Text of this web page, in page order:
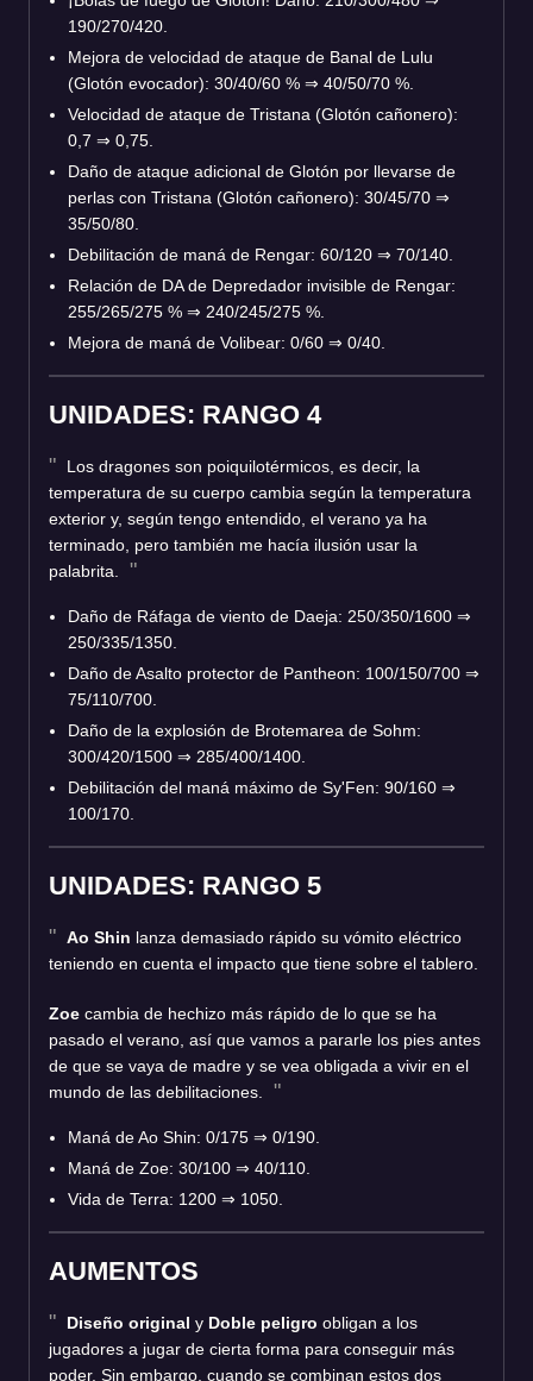
190/270/420.
Mejora de velocidad de ataque de Banal de Lulu
(Glotón evocador): 30/40/60 % ⇒ 40/50/70 %.
Velocidad de ataque de Tristana (Glotón cañonero):
0,7 ⇒ 0,75.
Daño de ataque adicional de Glotón por llevarse de
perlas con Tristana (Glotón cañonero): 30/45/70 ⇒
35/50/80.
Debilitación de maná de Rengar: 60/120 ⇒ 70/140.
Relación de DA de Depredador invisible de Rengar:
255/265/275 % ⇒ 240/245/275 %.
Mejora de maná de Volibear: 0/60 ⇒ 0/40.
UNIDADES: RANGO 4
Los dragones son poiquilotérmicos, es decir, la
temperatura de su cuerpo cambia según la temperatura
exterior y, según tengo entendido, el verano ya ha
terminado, pero también me hacía ilusión usar la
palabrita.
Daño de Ráfaga de viento de Daeja: 250/350/1600 ⇒
250/335/1350.
Daño de Asalto protector de Pantheon: 100/150/700 ⇒
75/110/700.
Daño de la explosión de Brotemarea de Sohm:
300/420/1500 ⇒ 285/400/1400.
Debilitación del maná máximo de Sy'Fen: 90/160 ⇒
100/170.
UNIDADES: RANGO 5
Ao Shin lanza demasiado rápido su vómito eléctrico
teniendo en cuenta el impacto que tiene sobre el tablero.
Zoe cambia de hechizo más rápido de lo que se ha
pasado el verano, así que vamos a pararle los pies antes
de que se vaya de madre y se vea obligada a vivir en el
mundo de las debilitaciones.
Maná de Ao Shin: 0/175 ⇒ 0/190.
Maná de Zoe: 30/100 ⇒ 40/110.
Vida de Terra: 1200 ⇒ 1050.
AUMENTOS
Diseño original y Doble peligro obligan a los
jugadores a jugar de cierta forma para conseguir más
poder. Sin embargo, cuando se combinan estos dos